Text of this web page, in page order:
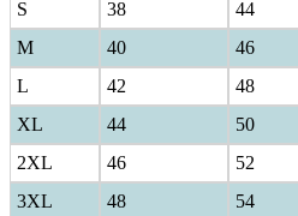
S
38 44
M
40 46
L
42 48
XL
44 50
2XL
46 52
3XL
48 54